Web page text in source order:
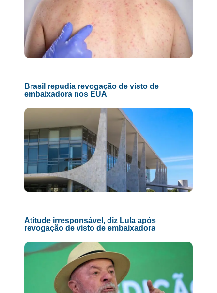
Brasil repudia revogação de visto de
embaixadora nos EUA
Atitude irresponsável, diz Lula após
revogação de visto de embaixadora